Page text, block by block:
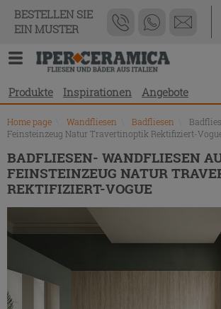
BESTELLEN SIE
EIN MUSTER
Produkte Inspirationen Angebote
Home page Wandfliesen Badfliesen
Feinsteinzeug Natur Travertinoptik Rektifiziert-
BADFLIESEN- WANDFLIESEN
FEINSTEINZEUG NATUR
REKTIFIZIERT-VOGUE
Produktverzeichnis